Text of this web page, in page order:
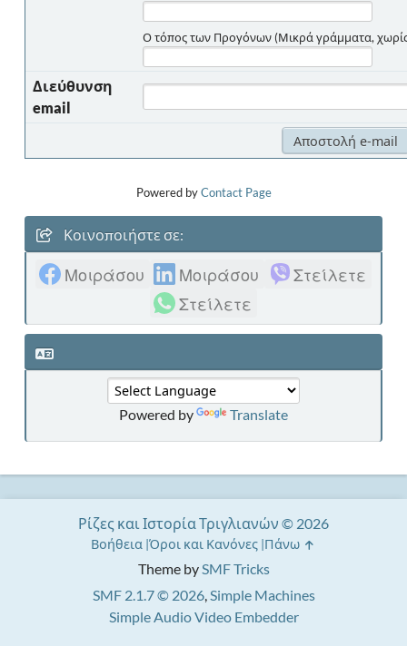
Ο τόπος των Προγόνων (Μικρά γράμματα,
Διεύθυνση
email
Powered byContact Page
Κοινοποιήστε σε:
Μοιράσου Μοιράσου
Στείλετε
Στείλετε
Powered by Translate
Theme bySMF Tricks
SMF 2.1.7 © 2026,Simple Machines
Simple Audio Video Embedder
Ρίζες και Ιστορία Τριγλιανών © 2026
Βοήθεια Όροι και Κανόνες Πάνω